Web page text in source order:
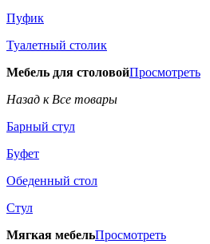
Пуфик
Туалетный столик
Мебель для столовойПросмотреть
Назад к Все товары
Барный стул
Буфет
Обеденный стол
Стул
Мягкая мебельПросмотреть